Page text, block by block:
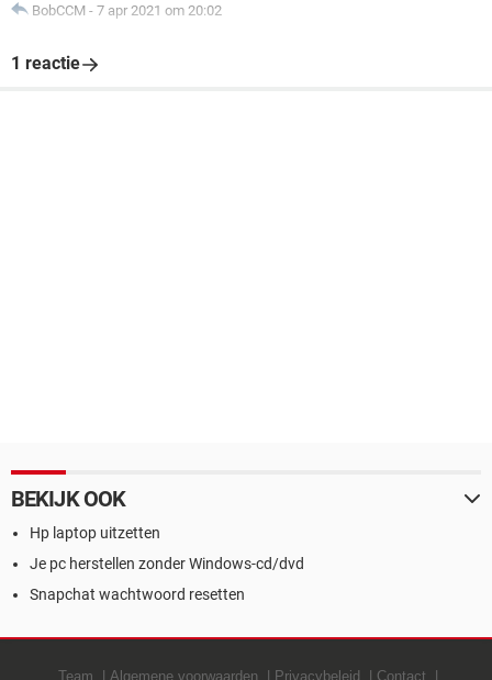
BobCCM - 7 apr 2021 om 20:02
1 reactie
BEKIJK OOK
Hp laptop uitzetten
Je pc herstellen zonder Windows-cd/dvd
Snapchat wachtwoord resetten
Team Algemene voorwaarden Privacybeleid Contact